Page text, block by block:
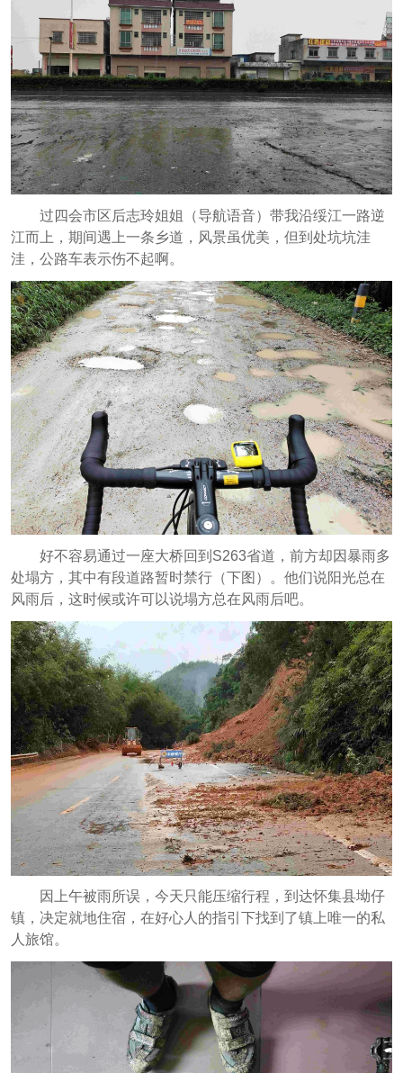
过四会市区后志玲姐姐（导航语音）带我沿绥江一路逆
江而上，期间遇上一条乡道，风景虽优美，但到处坑坑洼
洼，公路车表示伤不起啊。
好不容易通过一座大桥回到S263省道，前方却因暴雨多
处塌方，其中有段道路暂时禁行（下图）。他们说阳光总在
风雨后，这时候或许可以说塌方总在风雨后吧。
因上午被雨所误，今天只能压缩行程，到达怀集县坳仔
镇，决定就地住宿，在好心人的指引下找到了镇上唯一的私
人旅馆。